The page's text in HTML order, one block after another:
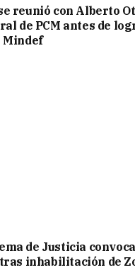
reunió con Alberto
de PCM antes de
Mindef
de Justicia
inhabilitación de